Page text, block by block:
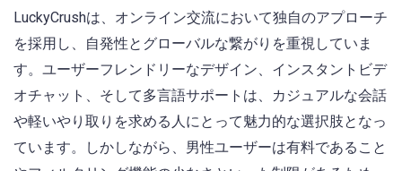
LuckyCrushは、オンライン交流において独自のアプローチ
を採用し、自発性とグローバルな繋がりを重視していま
す。ユーザーフレンドリーなデザイン、インスタントビデ
オチャット、そして多言語サポートは、カジュアルな会話
や軽いやり取りを求める人にとって魅力的な選択肢となっ
ています。しかしながら、男性ユーザーは有料であること